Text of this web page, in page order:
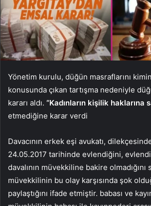
Yönetim kurulu, düğün masraflarını
konusunda çıkan tartışma nedeniyle
kararı aldı. “Kadınların kişilik haklarına
etmediğine karar verdi
Davacının erkek eşi avukatı,
24.05.2017 tarihinde evlendiğini,
davalının müvekkiline bakire
müvekkilinin bu olay karşısında şok
paylaştığını ifade etmiştir. babası ve